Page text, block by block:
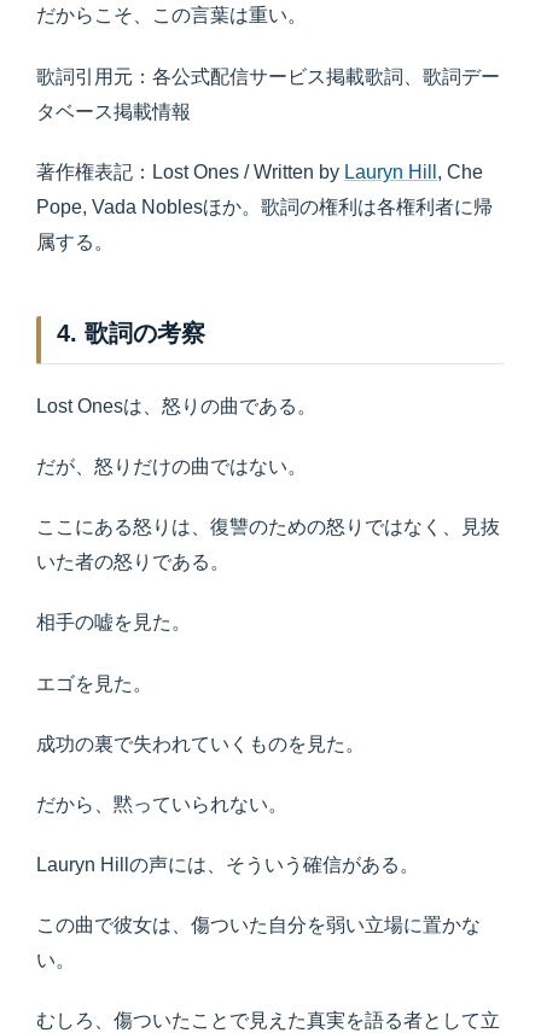
だからこそ、この言葉は重い。
歌詞引用元：各公式配信サービス掲載歌詞、歌詞デー
タベース掲載情報
著作権表記：Lost Ones / Written by Lauryn Hill , Che
Pope, Vada Noblesほか。歌詞の権利は各権利者に帰
属する。
4. 歌詞の考察
Lost Onesは、怒りの曲である。
だが、怒りだけの曲ではない。
ここにある怒りは、復讐のための怒りではなく、見抜
いた者の怒りである。
相手の嘘を見た。
エゴを見た。
成功の裏で失われていくものを見た。
だから、黙っていられない。
Lauryn Hillの声には、そういう確信がある。
この曲で彼女は、傷ついた自分を弱い立場に置かな
い。
むしろ、傷ついたことで見えた真実を語る者として立